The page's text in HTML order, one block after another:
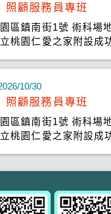
照顧服務員專班
區鎮南街1號 術科場
桃園仁愛之家附設成
10/30
照顧服務員專班
區鎮南街1號 術科場
桃園仁愛之家附設成